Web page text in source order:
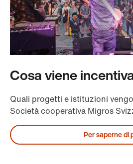
Cosa viene
Quali progetti e istituzioni
Società cooperativa Migros
Per saperne di